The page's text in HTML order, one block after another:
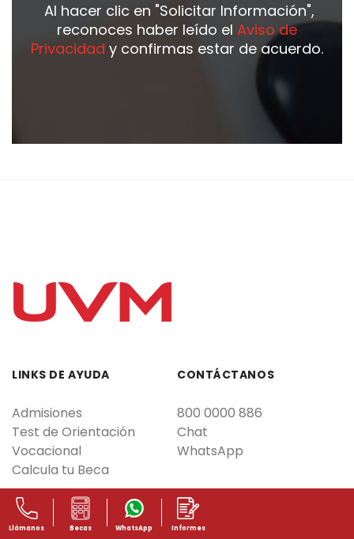
Llámanos Becas WhatsApp Informes
Al hacer clic en "Solicitar Información",
reconoces haber leído el Aviso de
Privacidad y confirmas estar de acuerdo.
LINKS DE AYUDA
Admisiones
Test de Orientación
Vocacional
Calcula tu Beca
CONTÁCTANOS
800 0000 886
Chat
WhatsApp